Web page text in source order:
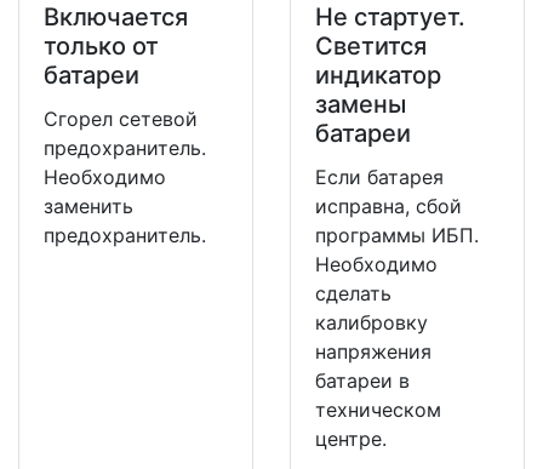
Включается
только от
батареи
Сгорел сетевой
предохранитель.
Необходимо
заменить
предохранитель.
Не стартует.
Светится
индикатор
замены
батареи
Если батарея
исправна, сбой
программы ИБП.
Необходимо
сделать
калибровку
напряжения
батареи в
техническом
центре.